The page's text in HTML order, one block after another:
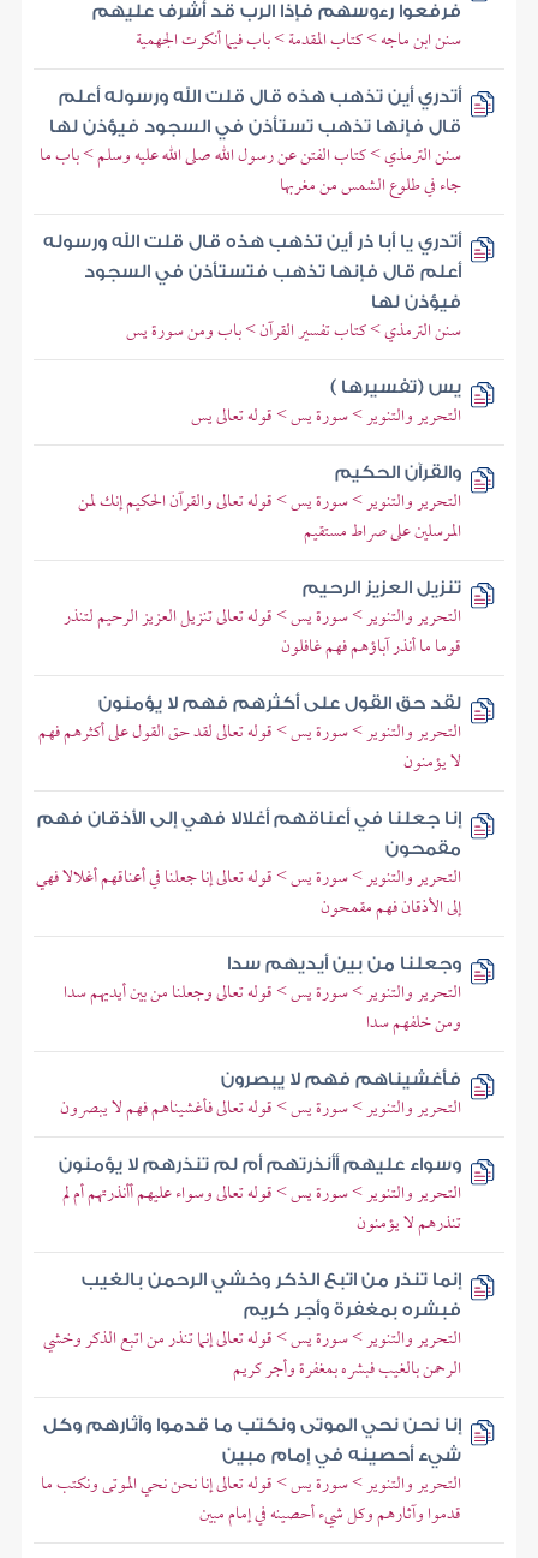
فرفعوا رءوسهم فإذا الرب قد أشرف عليهم
سنن ابن ماجه > كتاب المقدمة > باب فيما أنكرت الجهمية
أتدري أين تذهب هذه قال قلت الله ورسوله أعلم
قال فإنها تذهب تستأذن في السجود فيؤذن لها
سنن الترمذي > كتاب الفتن عن رسول الله صلى الله عليه وسلم > باب ما
جاء في طلوع الشمس من مغربها
أتدري يا أبا ذر أين تذهب هذه قال قلت الله ورسوله
أعلم قال فإنها تذهب فتستأذن في السجود
فيؤذن لها
سنن الترمذي > كتاب تفسير القرآن > باب ومن سورة يس
يس (تفسيرها )
التحرير والتنوير > سورة يس > قوله تعالى يس
والقرآن الحكيم
التحرير والتنوير > سورة يس > قوله تعالى والقرآن الحكيم إنك لمن
المرسلين على صراط مستقيم
تنزيل العزيز الرحيم
التحرير والتنوير > سورة يس > قوله تعالى تنزيل العزيز الرحيم لتنذر
قوما ما أنذر آباؤهم فهم غافلون
لقد حق القول على أكثرهم فهم لا يؤمنون
التحرير والتنوير > سورة يس > قوله تعالى لقد حق القول على أكثرهم فهم
لا يؤمنون
إنا جعلنا في أعناقهم أغلالا فهي إلى الأذقان فهم
مقمحون
التحرير والتنوير > سورة يس > قوله تعالى إنا جعلنا في أعناقهم أغلالا فهي
إلى الأذقان فهم مقمحون
وجعلنا من بين أيديهم سدا
التحرير والتنوير > سورة يس > قوله تعالى وجعلنا من بين أيديهم سدا
ومن خلفهم سدا
فأغشيناهم فهم لا يبصرون
التحرير والتنوير > سورة يس > قوله تعالى فأغشيناهم فهم لا يبصرون
وسواء عليهم أأنذرتهم أم لم تنذرهم لا يؤمنون
التحرير والتنوير > سورة يس > قوله تعالى وسواء عليهم أأنذرتهم أم لم
تنذرهم لا يؤمنون
إنما تنذر من اتبع الذكر وخشي الرحمن بالغيب
فبشره بمغفرة وأجر كريم
التحرير والتنوير > سورة يس > قوله تعالى إنما تنذر من اتبع الذكر وخشي
الرحمن بالغيب فبشره بمغفرة وأجر كريم
إنا نحن نحي الموتى ونكتب ما قدموا وآثارهم وكل
شيء أحصينه في إمام مبين
التحرير والتنوير > سورة يس > قوله تعالى إنا نحن نحي الموتى ونكتب ما
قدموا وآثارهم وكل شيء أحصينه في إمام مبين